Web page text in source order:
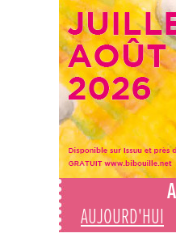
AUJOURD'HUI